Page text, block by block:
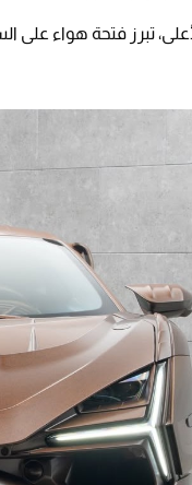
تبرز فتحة هواء على